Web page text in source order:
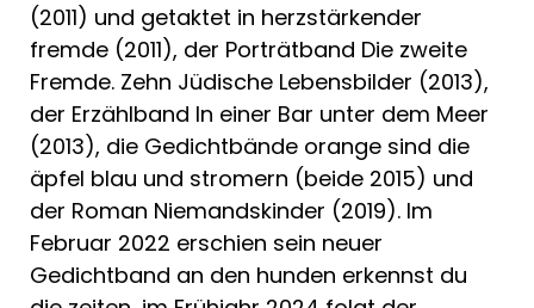
(2011) und getaktet in herzstärkender
fremde (2011), der Porträtband Die zweite
Fremde. Zehn Jüdische Lebensbilder (2013),
der Erzählband In einer Bar unter dem Meer
(2013), die Gedichtbände orange sind die
äpfel blau und stromern (beide 2015) und
der Roman Niemandskinder (2019). Im
Februar 2022 erschien sein neuer
Gedichtband an den hunden erkennst du